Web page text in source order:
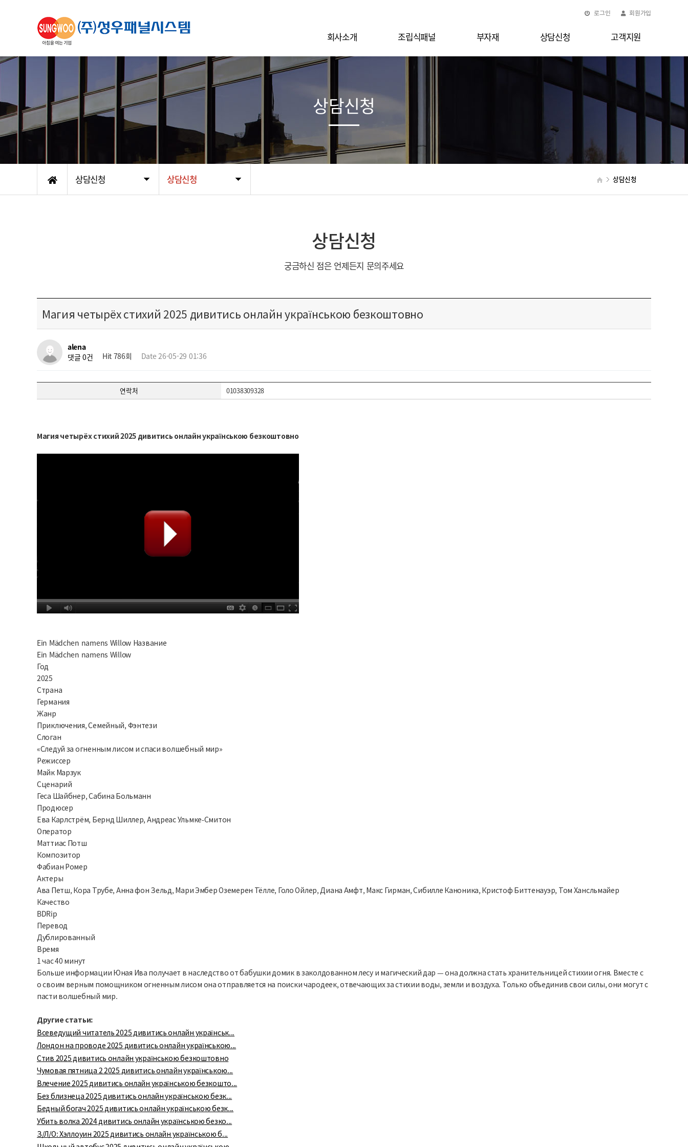
로그인 회원가입
회사소개 조립식패널 부자재 상담신청 고객지원
상담신청 상담신청 상담신청
상담신청
상담신청
궁금하신 점은 언제든지 문의주세요
Магия четырёх стихий 2025 дивитись онлайн українською безкоштовно
alena
댓글 0건
Hit 786회 Date 26-05-29 01:36
연락처 01038309328
Магия четырёх стихий 2025 дивитись онлайн українською безкоштовно
Ein Mädchen namens Willow Название
Ein Mädchen namens Willow
Год
2025
Страна
Германия
Жанр
Приключения, Семейный, Фэнтези
Слоган
«Следуй за огненным лисом и спаси волшебный мир»
Режиссер
Майк Марзук
Сценарий
Геса Шайбнер, Сабина Больманн
Продюсер
Ева Карлстрём, Бернд Шиллер, Андреас Ульмке-Смитон
Оператор
Маттиас Потш
Композитор
Фабиан Ромер
Актеры
Ава Петш, Кора Трубе, Анна фон Зельд, Мари Эмбер Оземерен Тёлле, Голо Ойлер, Диана Амфт, Макс Гирман, Сибилле Каноника, Кристоф Биттенауэр, Том Хансльмайер
Качество
BDRip
Перевод
Дублированный
Время
1 час 40 минут
Больше информации Юная Ива получает в наследство от бабушки домик в заколдованном лесу и магический дар — она должна стать хранительницей стихии огня. Вместе с
о своим верным помощником огненным лисом она отправляется на поиски чародеек, отвечающих за стихии воды, земли и воздуха. Только объединив свои силы, они могут с
пасти волшебный мир.
Другие статьи:
Всеведущий читатель 2025 дивитись онлайн українськ...
Лондон на проводе 2025 дивитись онлайн українською...
Стив 2025 дивитись онлайн українською безкоштовно
Чумовая пятница 2 2025 дивитись онлайн українською...
Влечение 2025 дивитись онлайн українською безкошто...
Без близнеца 2025 дивитись онлайн українською безк...
Бедный богач 2025 дивитись онлайн українською безк...
Убить волка 2024 дивитись онлайн українською безко...
З/Л/О: Хэллоуин 2025 дивитись онлайн українською б...